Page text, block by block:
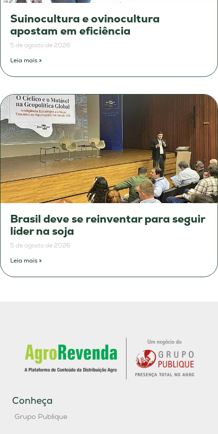
Suinocultura e ovinocultura
apostam em eficiência
5 de agosto de 2026
Leia mais »
Brasil deve se reinventar para seguir
líder na soja
5 de agosto de 2026
Leia mais »
Conheça
Grupo Publique